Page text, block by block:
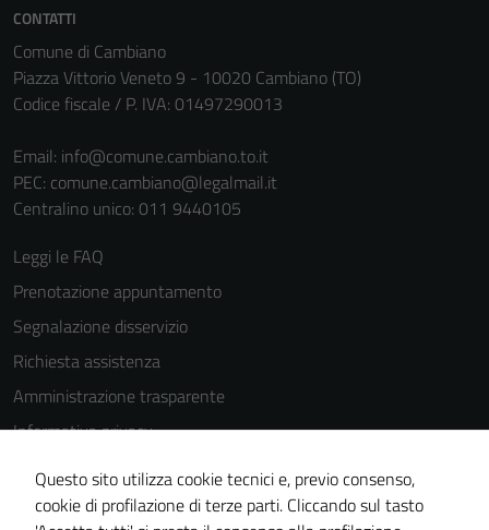
CONTATTI
Comune di Cambiano
Piazza Vittorio Veneto 9 - 10020 Cambiano (TO)
Codice fiscale / P. IVA: 01497290013
Email: info@comune.cambiano.to.it
PEC: comune.cambiano@legalmail.it
Centralino unico: 011 9440105
Leggi le FAQ
Prenotazione appuntamento
Segnalazione disservizio
Richiesta assistenza
Amministrazione trasparente
Informativa privacy
Cookie Policy
Note legali
Questo sito utilizza cookie tecnici e, previo consenso,
cookie di profilazione di terze parti. Cliccando sul tasto